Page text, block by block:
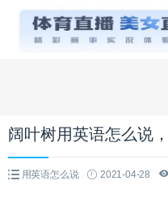
阔叶树用英语怎么说
用英语怎么说 2021-04-28